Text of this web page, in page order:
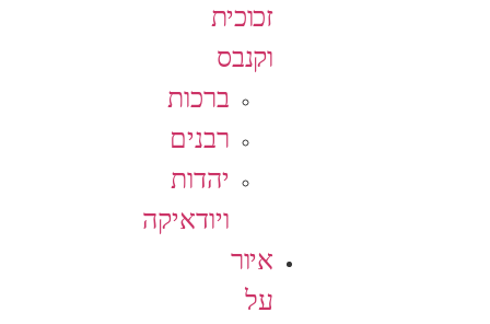
זכוכית
וקנבס
ברכות
רבנים
יהדות
ויודאיקה
איור
על